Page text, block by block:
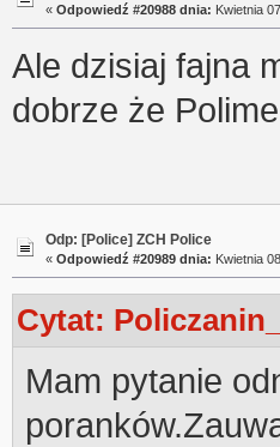
« Odpowiedź #20988 dnia: Kwietnia
Ale dzisiaj fajna
dobrze że
Odp: [Police] ZCH Police
« Odpowiedź #20989 dnia: Kwietnia
Cytat:
Mam pytanie